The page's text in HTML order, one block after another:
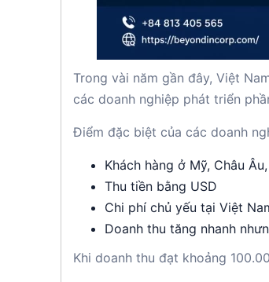
Trong vài năm gần đây, Việt
các doanh nghiệp phát triển
Điểm đặc biệt của các doanh
Khách hàng ở Mỹ, Châu
Thu tiền bằng USD
Chi phí chủ yếu tại Việt
Doanh thu tăng nhanh
Khi doanh thu đạt khoảng